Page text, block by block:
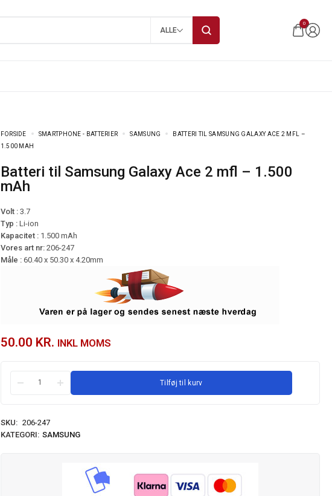
ALLE
0
FORSIDE SMARTPHONE - BATTERIER SAMSUNG
BATTERI TIL SAMSUNG GALAXY ACE 2 MFL –
1.500 MAH
Batteri til Samsung Galaxy Ace 2 mfl – 1.500
mAh
Volt :3.7
Typ : Li-ion
Kapacitet : 1.500 mAh
Vores art nr: 206-247
Måle : 60.40 x 50.30 x 4.20mm
50.00 KR. INKL MOMS
Tilføj til kurv
SKU: 206-247
KATEGORI: SAMSUNG